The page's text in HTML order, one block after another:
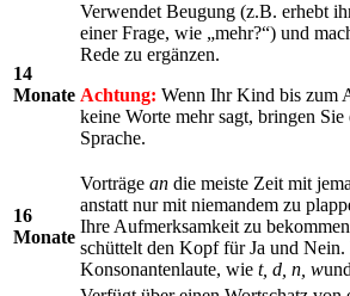
14
Monate
Verwendet Beugung (z.B. erhebt
einer Frage, wie „mehr?“) und
Rede zu ergänzen.
Achtung: Wenn Ihr Kind bis zum
keine Worte mehr sagt, bringen
Sprache.
16
Monate
Vorträge an die meiste Zeit mit
anstatt nur mit niemandem zu
Ihre Aufmerksamkeit zu
schüttelt den Kopf für Ja und
Konsonantenlaute, wie t, d, n, w